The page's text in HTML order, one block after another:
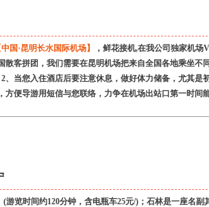
中国·昆明长水国际机场】
，鲜花接机,在我公司独家机场
散客拼团，我们需要在昆明机场把来自全国各地乘坐
当您入住酒店后要注意休息，做好体力储备，尤其
便导游用短信与您联络，力争在机场出站口第一时间能
(游览时间约120分钟，含电瓶车25元/)；石林是一座名